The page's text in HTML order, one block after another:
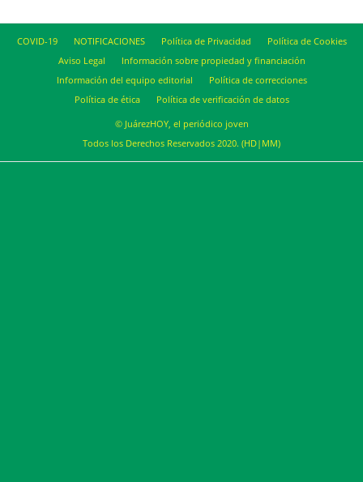
COVID-19 NOTIFICACIONES Política de Privacidad
Política de Cookies
Aviso Legal
Información sobre propiedad y financiación
Información del equipo editorial
Política de correcciones
Política de ética
Política de verificación de datos
© JuárezHOY, el periódico joven
Todos los Derechos Reservados 2020. (HD|MM)